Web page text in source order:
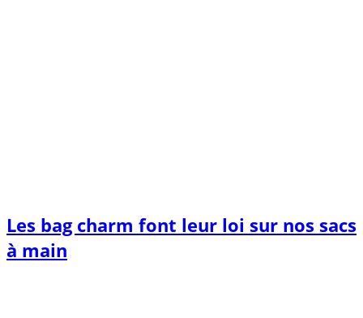
Les bag charm font leur loi sur nos sacs
à main